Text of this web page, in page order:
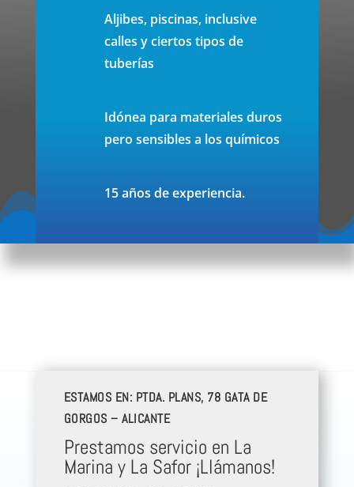
Aljibes, piscinas, inclusive
calles y ciertos tipos de
tuberías
Idónea para materiales duros
pero sensibles a los químicos
15 años de experiencia.
ESTAMOS EN: PTDA. PLANS, 78 GATA DE
GORGOS – ALICANTE
Prestamos servicio en La
Marina y La Safor ¡Llámanos!